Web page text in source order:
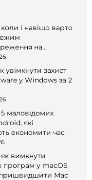
і навіщо варто
на
увімкнути захист
у Windows за 2
маловідомих
які
економити час
вимкнути
програм у macOS
пришвидшити Mac